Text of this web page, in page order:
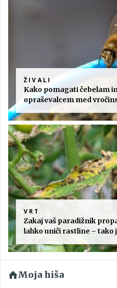
ŽIVALI
Kako pomagati čebelam
opraševalcem med
VRT
Zakaj vaš paradižnik
lahko uniči rastline – tako
Moja hiša